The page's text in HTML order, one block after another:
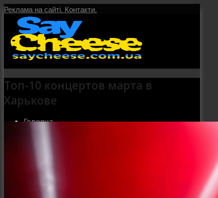
Реклама на сайті. Контакти.
Головна
Послуги
Топ-10 концертов марта в
Харькове